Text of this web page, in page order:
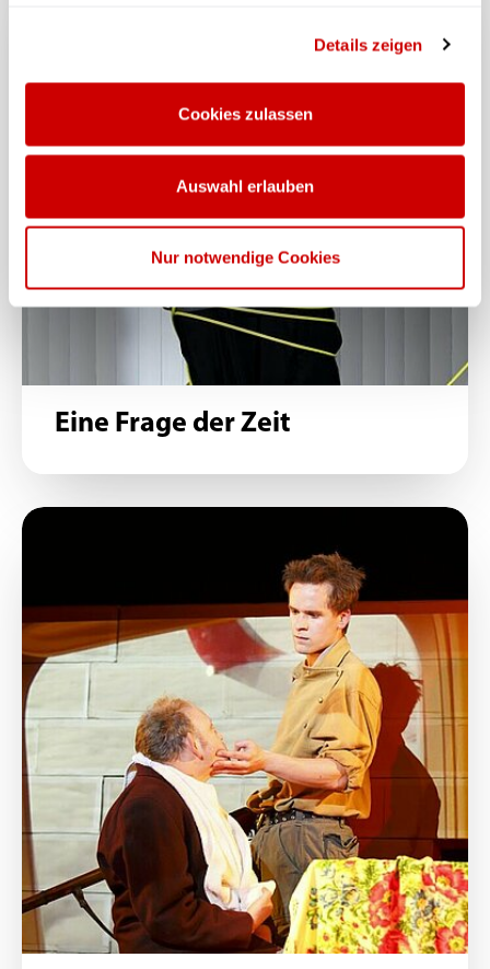
Details zeigen
Cookies zulassen
Auswahl erlauben
Nur notwendige Cookies
Eine Frage der Zeit